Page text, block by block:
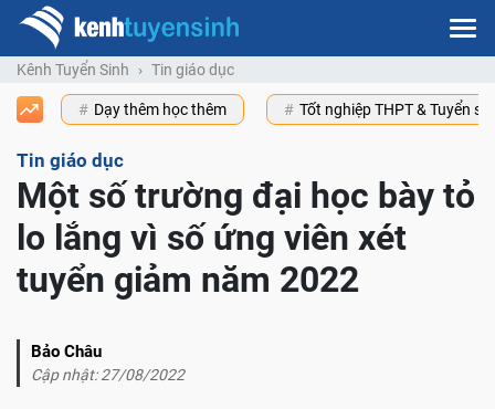
Kênh Tuyển Sinh Tin giáo dục
Dạy thêm học thêm Tốt nghiệp THPT & Tuyển
Tin giáo dục
Một số trường đại học bày tỏ
lo lắng vì số ứng viên xét
tuyển giảm năm 2022
Bảo Châu
Cập nhật: 27/08/2022